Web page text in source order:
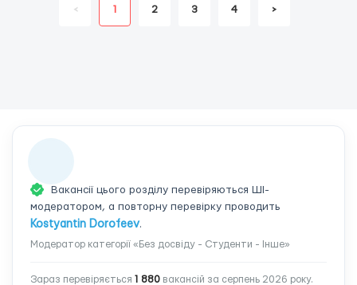
< 1 2 3 4 >
Вакансії цього розділу перевіряються ШІ-
модератором, а повторну перевірку проводить
Kostyantin Dorofeev.
Модератор категорії «Без досвіду - Студенти - Інше»
Зараз перевіряється 1 880 вакансій за серпень 2026 року.